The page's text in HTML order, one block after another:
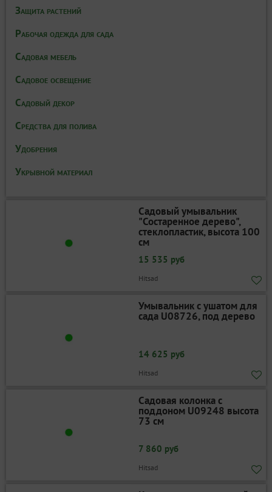
Защита растений
Рабочая одежда для сада
Садовая мебель
Садовое освещение
Садовый декор
Средства для полива
Удобрения
Укрывной материал
Садовый умывальник
"Состаренное дерево",
стеклопластик, высота 100
см
15 535 руб
Hitsad
Умывальник с ушатом для
сада U08726, под дерево
14 625 руб
Hitsad
Садовая колонка с
поддоном U09248 высота
73 см
7 860 руб
Hitsad